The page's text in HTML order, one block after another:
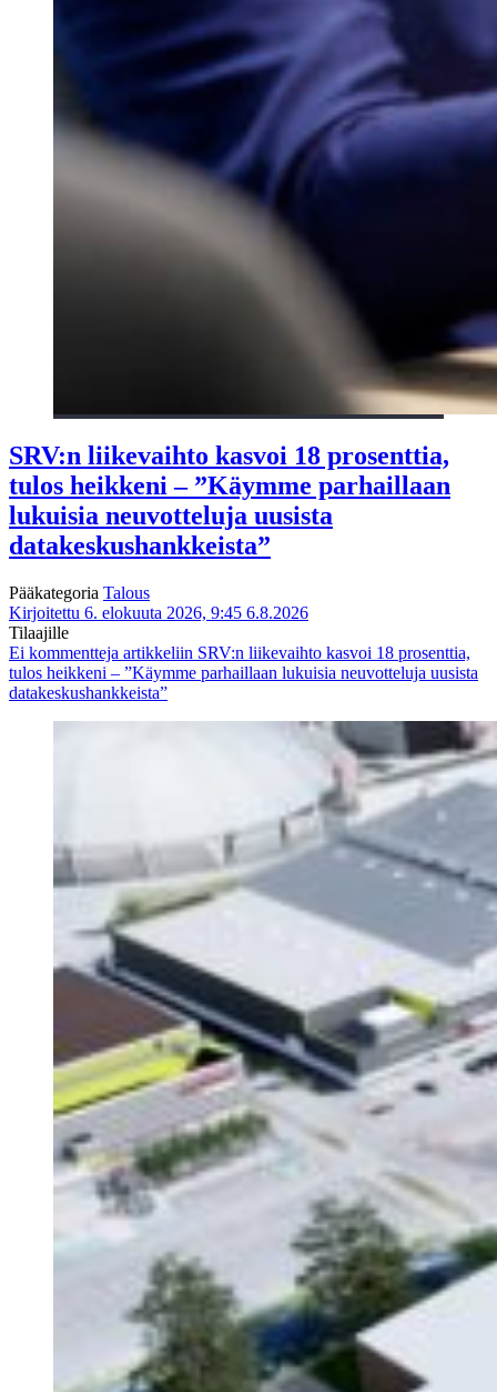
SRV:n liikevaihto kasvoi 18 prosenttia,
tulos heikkeni – ”Käymme parhaillaan
lukuisia neuvotteluja uusista
datakeskushankkeista”
Pääkategoria Talous
Kirjoitettu 6. elokuuta 2026, 9:45 6.8.2026
Tilaajille
Ei kommentteja artikkeliin SRV:n liikevaihto kasvoi 18 prosenttia,
tulos heikkeni – ”Käymme parhaillaan lukuisia neuvotteluja uusista
datakeskushankkeista”